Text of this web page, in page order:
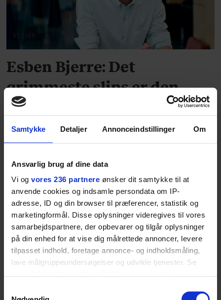
Samtykke Detaljer Annonceindstillinger Om
Ansvarlig brug af dine data
Vi og vores 236 partnere ønsker dit samtykke til at
anvende cookies og indsamle persondata om IP-
adresse, ID og din browser til præferencer, statistik og
marketingformål. Disse oplysninger videregives til vores
samarbejdspartnere, der opbevarer og tilgår oplysninger
på din enhed for at vise dig målrettede annoncer, levere
tilpasset indhold, foretage annonce- og indholdsmåling,
lave målgruppeundersøgelser og udvikle tjenester. Se
tilbage eller ændre indstillinger fra vores
Esben Bjerre: Det
grimmeste slips er den
bedste gave, jeg
nogensinde har fået
fået og givet? Det spørger vi her journalist Esben
MODE